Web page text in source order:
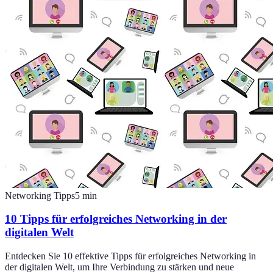
Networking Tipps5 min
10 Tipps für erfolgreiches Networking in der
digitalen Welt
Entdecken Sie 10 effektive Tipps für erfolgreiches Networking in
der digitalen Welt, um Ihre Verbindung zu stärken und neue